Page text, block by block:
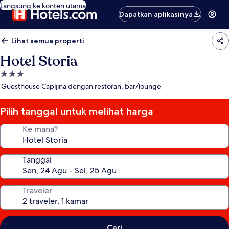
Langsung ke konten utama
Dapatkan aplikasinya
Lihat semua properti
Hotel Storia
Properti
bintang
Guesthouse Capljina dengan restoran, bar/lounge
Pilih tanggal untuk melihat harga
Ke mana?
Tanggal
Traveler